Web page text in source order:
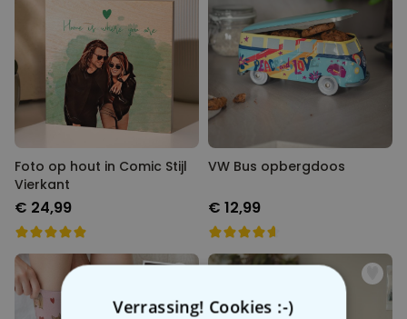
Foto op hout in Comic Stijl
Vierkant
€ 24,99
VW Bus opbergdoos
€ 12,99
Verrassing! Cookies :-)